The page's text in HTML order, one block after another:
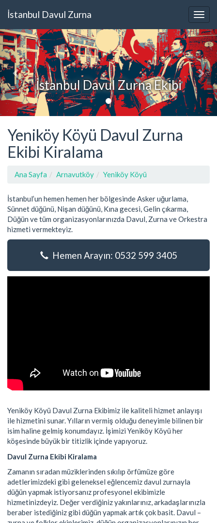
İstanbul Davul Zurna
İstanbul Davul Zurna Ekibi
Yeniköy Köyü Davul Zurna
Ekibi Kiralama
Ana Sayfa Arnavutköy Yeniköy Köyü
İstanbul’un hemen hemen her bölgesinde Asker uğurlama,
Sünnet düğünü, Nişan düğünü, Kına gecesi, Gelin çıkarma,
Düğün ve tüm organizasyonlarınızda Davul, Zurna ve Orkestra
hizmeti vermekteyiz.
Hemen Arayın: 0532 599 3405
Yeniköy Köyü Davul Zurna Ekibimiz ile kaliteli hizmet anlayışı
ile hizmetini sunar. Yılların vermiş olduğu deneyimle bilinen bir
isim haline gelmiş konumdayız. İşimizi Yeniköy Köyü her
köşesinde büyük bir titizlik içinde yapıyoruz.
Davul Zurna Ekibi Kiralama
Zamanın sıradan müziklerinden sıkılıp örfümüze göre
adetlerimizdeki gibi geleneksel eğlencemiz davul zurnayla
düğün yapmak istiyorsanız profesyonel ekibimizle
hizmetinizdeyiz. Değer verdiğiniz yakınlarınız, arkadaşlarınızla
beraber istediğiniz gibi düğün yapmak artık çok basit. Davul –